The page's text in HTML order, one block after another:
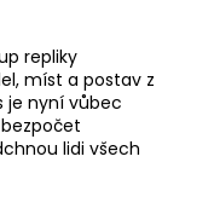
repliky
míst a postav z
je nyní vůbec
lidi všech